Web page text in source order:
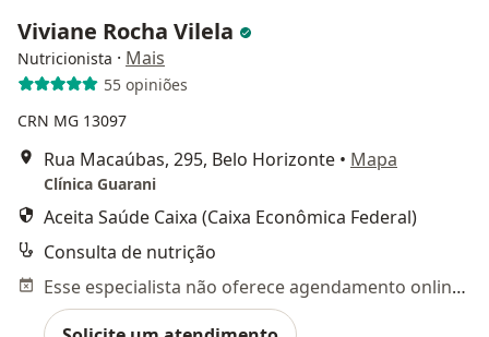
Viviane Rocha Vilela
Nutricionista · Mais
55 opiniões
CRN MG 13097
Rua Macaúbas, 295, Belo Horizonte • Mapa
Clínica Guarani
Aceita Saúde Caixa (Caixa Econômica Federal)
Consulta de nutrição
Esse especialista não oferece agendamento online para esse endereço.